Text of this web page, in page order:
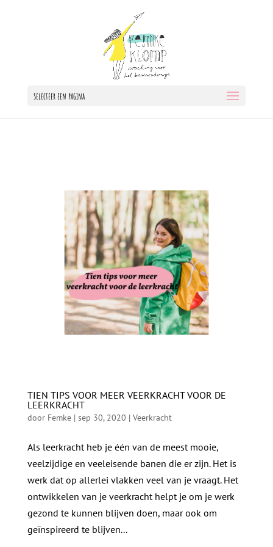
Selecteer een pagina
TIEN TIPS VOOR MEER VEERKRACHT VOOR DE
LEERKRACHT
door Femke| sep 30, 2020 | Veerkracht
Als leerkracht heb je één van de meest mooie,
veelzijdige en veeleisende banen die er zijn. Het is
werk dat op allerlei vlakken veel van je vraagt. Het
ontwikkelen van je veerkracht helpt je om je werk
gezond te kunnen blijven doen, maar ook om
geïnspireerd te blijven...